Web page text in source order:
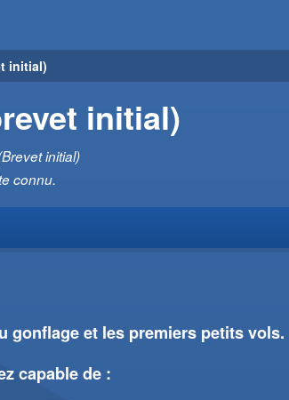
initial)
initial)
initial)
connu.
gonflage et les premiers petits vols.
capable de :